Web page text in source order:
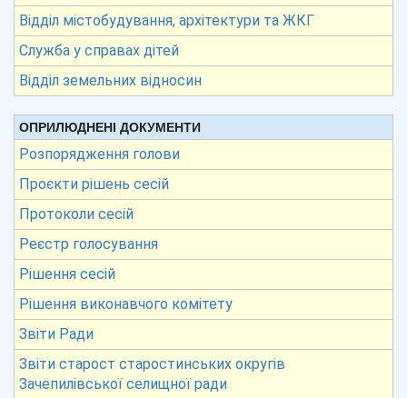
Відділ містобудування, архітектури та ЖКГ
Служба у справах дітей
Відділ земельних відносин
ОПРИЛЮДНЕНІ ДОКУМЕНТИ
Розпорядження голови
Проєкти рішень сесій
Протоколи сесій
Реєстр голосування
Рішення сесій
Рішення виконавчого комітету
Звіти Ради
Звіти старост старостинських округів
Зачепилівської селищної ради